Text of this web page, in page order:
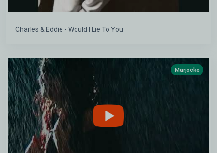
Charles & Eddie - Would I Lie To You
Marjocke